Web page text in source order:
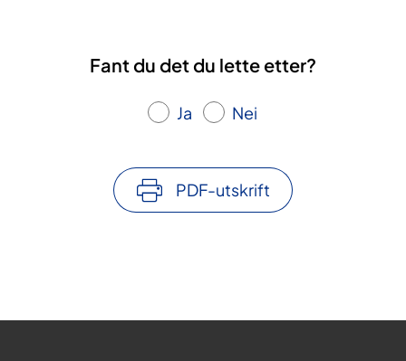
Fant du det du lette etter?
Ja Nei
PDF-utskrift